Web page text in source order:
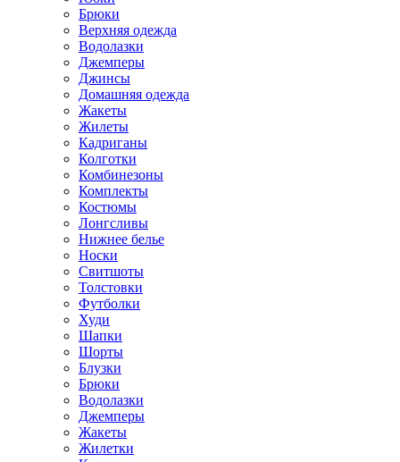
Брюки
Верхняя одежда
Водолазки
Джемперы
Джинсы
Домашняя одежда
Жакеты
Жилеты
Кадриганы
Колготки
Комбинезоны
Комплекты
Костюмы
Лонгсливы
Нижнее белье
Носки
Свитшоты
Толстовки
Футболки
Худи
Шапки
Шорты
Блузки
Брюки
Водолазки
Джемперы
Жакеты
Жилетки